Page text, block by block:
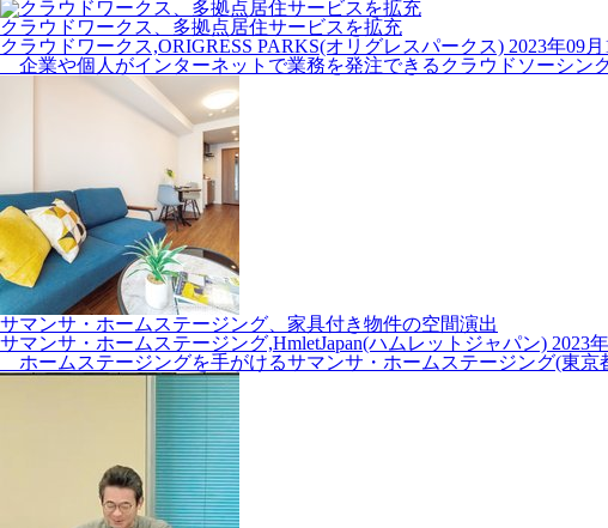
クラウドワークス、多拠点居住サービスを拡充
クラウドワークス,ORIGRESS PARKS(オリグレスパークス) 2023年09月
企業や個人がインターネットで業務を発注できるクラウドソーシン
サマンサ・ホームステージング、家具付き物件の空間演出
サマンサ・ホームステージング,HmletJapan(ハムレットジャパン) 2023
ホームステージングを手がけるサマンサ・ホームステージング(東京